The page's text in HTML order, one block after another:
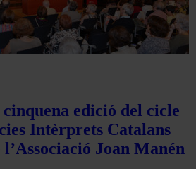
edició del cicle
Intèrprets Catalans
Joan Manén